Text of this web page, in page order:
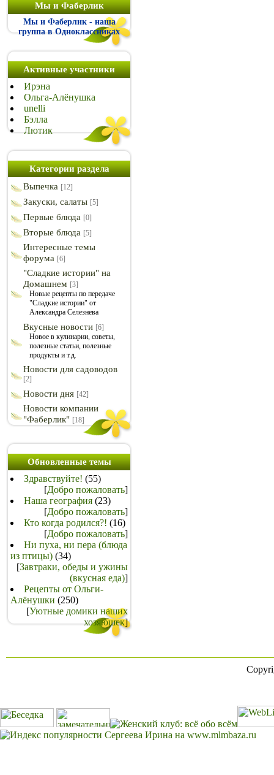
Мы и Фаберлик
Мы и Фаберлик - наша
группа в Одноклассниках
Активные участники
Ирэна
Ольга-Алёнушка
unelli
Бэлла
Лютик
Категории раздела
Выпечка [12]
Закуски, салаты [5]
Первые блюда [0]
Вторые блюда [5]
Интересные темы
форума [6]
"Сладкие истории" на
Домашнем [3]
Новые рецепты по передаче
"Сладкие истории" от
Александра Селезнева
Вкусные новости [6]
Новое в кулинарии, советы,
полезные статьи, полезные
продукты и т.д.
Новости для садоводов
[2]
Новости дня [42]
Новости компании
"Фаберлик" [18]
Обновленные темы
Здравствуйте! (55)
[Добро пожаловать]
Наша география (23)
[Добро пожаловать]
Кто когда родился?! (16)
[Добро пожаловать]
Ни пуха, ни пера (блюда
из птицы) (34)
[Завтраки, обеды и ужины
(вкусная еда)]
Рецепты от Ольги-
Алёнушки (250)
[Уютные домики наших
хозяюшек]